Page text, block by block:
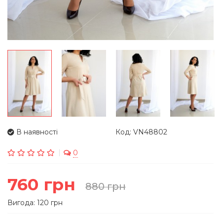
В наявності Код: VN48802
0
760 грн 880 грн
Вигода: 120 грн